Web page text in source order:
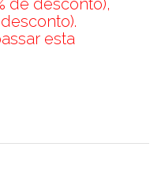
de desconto),
esta